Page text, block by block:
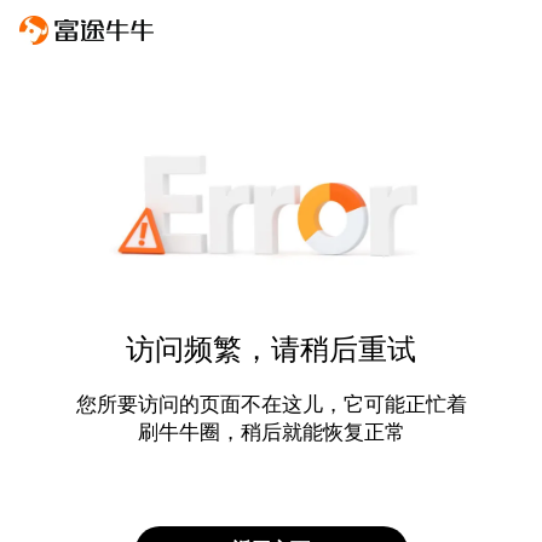
访问频繁，请稍后重试
您所要访问的页面不在这儿，它可能正忙着
刷牛牛圈，稍后就能恢复正常